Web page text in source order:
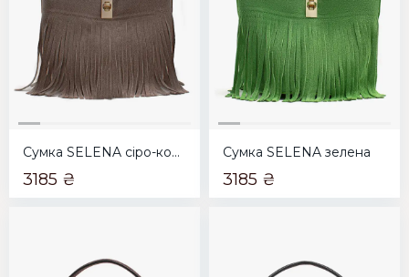
Сумка SELENA сіро-коричнева
3185 ₴
Сумка SELENA зелена
3185 ₴